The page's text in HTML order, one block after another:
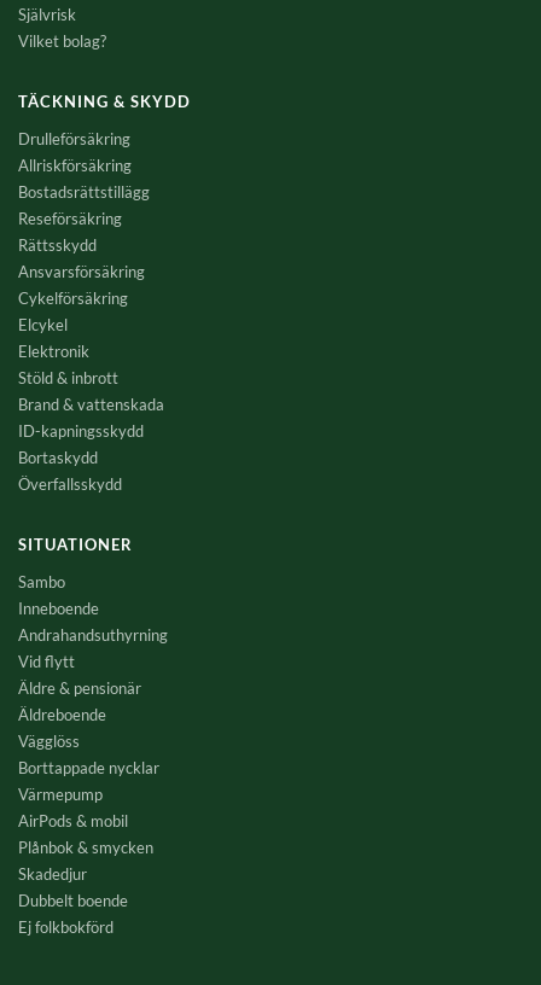
Självrisk
Vilket bolag?
TÄCKNING & SKYDD
Drulleförsäkring
Allriskförsäkring
Bostadsrättstillägg
Reseförsäkring
Rättsskydd
Ansvarsförsäkring
Cykelförsäkring
Elcykel
Elektronik
Stöld & inbrott
Brand & vattenskada
ID-kapningsskydd
Bortaskydd
Överfallsskydd
SITUATIONER
Sambo
Inneboende
Andrahandsuthyrning
Vid flytt
Äldre & pensionär
Äldreboende
Vägglöss
Borttappade nycklar
Värmepump
AirPods & mobil
Plånbok & smycken
Skadedjur
Dubbelt boende
Ej folkbokförd